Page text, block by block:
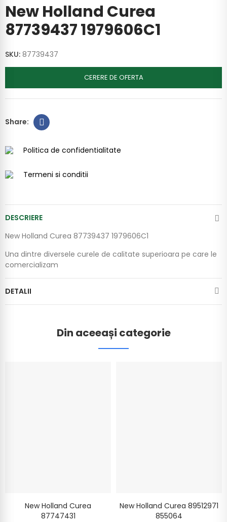
New Holland Curea
87739437 1979606C1
SKU: 87739437
CERERE DE OFERTA
Politica de confidentialitate
Termeni si conditii
DESCRIERE
New Holland Curea 87739437 1979606C1
Una dintre diversele curele de calitate superioara pe care le
comercializam
DETALII
Din aceeași categorie
New Holland Curea
87747431
New Holland Curea 89512971
855064